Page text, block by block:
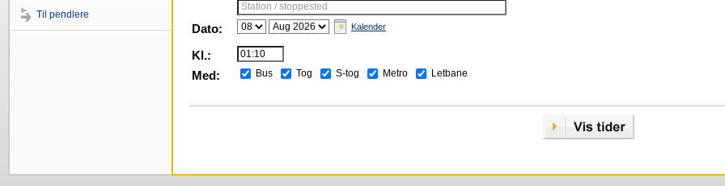
Til pendlere
Station / stoppested
Dato: Kalender
Kl.:
Med:
Bus Tog S-tog Metro Letbane